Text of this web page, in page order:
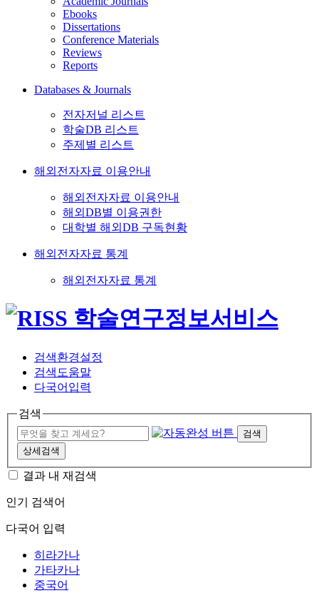
Ebooks
Dissertations
Conference Materials
Reviews
Reports
Databases & Journals
전자저널 리스트
학술DB 리스트
주제별 리스트
해외전자자료 이용안내
해외전자자료 이용안내
해외DB별 이용권한
대학별 해외DB 구독현황
해외전자자료 통계
해외전자자료 통계
검색환경설정
검색도움말
다국어입력
검색
검색
상세검색
결과 내 재검색
인기 검색어
다국어 입력
히라가나
가타카나
중국어